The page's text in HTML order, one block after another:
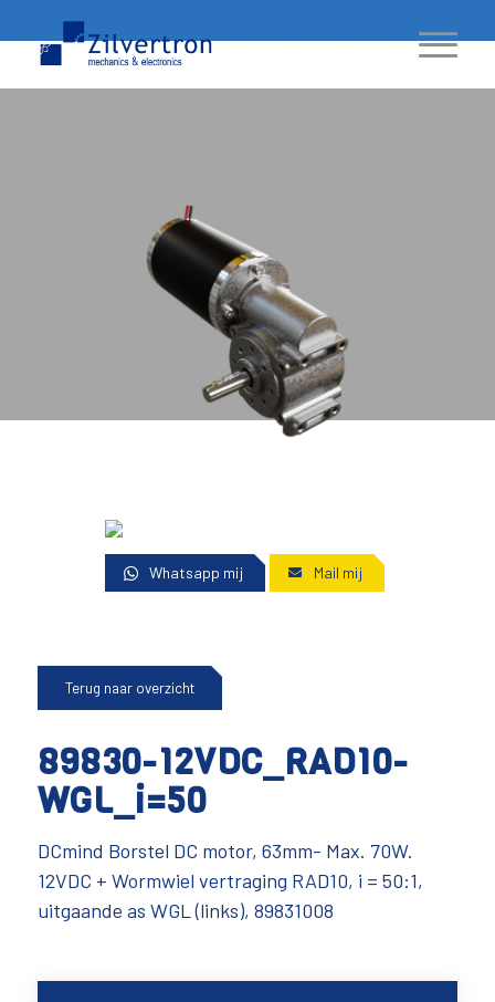
Whatsapp mij Mail mij
Terug naar overzicht
89830-12VDC_RAD10-
WGL_i=50
DCmind Borstel DC motor, 63mm- Max. 70W.
12VDC + Wormwiel vertraging RAD10, i = 50:1,
uitgaande as WGL (links), 89831008